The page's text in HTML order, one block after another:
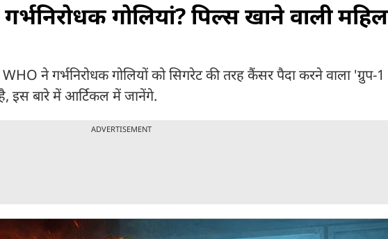
गोलियां? पिल्स खाने वाली
ने गर्भनिरोधक गोलियों को सिगरेट की तरह कैंसर पैदा करने वाला 'ग्रुप-1
इस बारे में आर्टिकल में जानेंगे.
ADVERTISEMENT